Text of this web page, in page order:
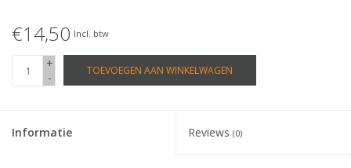
€14,50 Incl. btw
+
-
TOEVOEGEN AAN WINKELWAGEN
Informatie Reviews (0)